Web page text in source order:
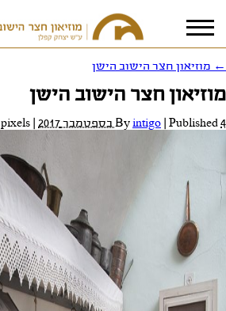
אני מאשר/ת אתתנאי הפרטיות
← מוזיאון חצר הישוב הישן
מוזיאון חצר הישוב הישן
Byintigo Published4 בספטמבר 2017 pixels